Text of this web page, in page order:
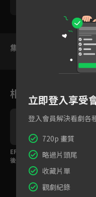
集數列表
相關花絮
EP26預告：子漢想先斬
後奏搬出去？
立即登入享受
登入會員解決看劇各
720p 畫質
略過片頭尾
收藏片單
觀劇紀錄